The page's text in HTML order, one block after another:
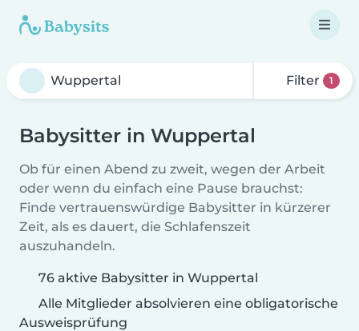
Filter 1
Babysitter in Wuppertal
Ob für einen Abend zu zweit, wegen der Arbeit
oder wenn du einfach eine Pause brauchst:
Finde vertrauenswürdige Babysitter in kürzerer
Zeit, als es dauert, die Schlafenszeit
auszuhandeln.
76 aktive Babysitter in Wuppertal
Alle Mitglieder absolvieren eine obligatorische
Ausweisprüfung